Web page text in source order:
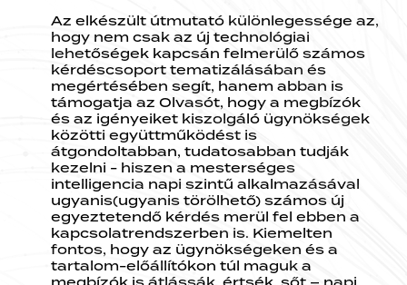
Az elkészült útmutató különlegessége az,
hogy nem csak az új technológiai
lehetőségek kapcsán felmerülő számos
kérdéscsoport tematizálásában és
megértésében segít, hanem abban is
támogatja az Olvasót, hogy a megbízók
és az igényeiket kiszolgáló ügynökségek
közötti együttműködést is
átgondoltabban, tudatosabban tudják
kezelni - hiszen a mesterséges
intelligencia napi szintű alkalmazásával
ugyanis(ugyanis törölhető) számos új
egyeztetendő kérdés merül fel ebben a
kapcsolatrendszerben is. Kiemelten
fontos, hogy az ügynökségeken és a
tartalom-előállítókon túl maguk a